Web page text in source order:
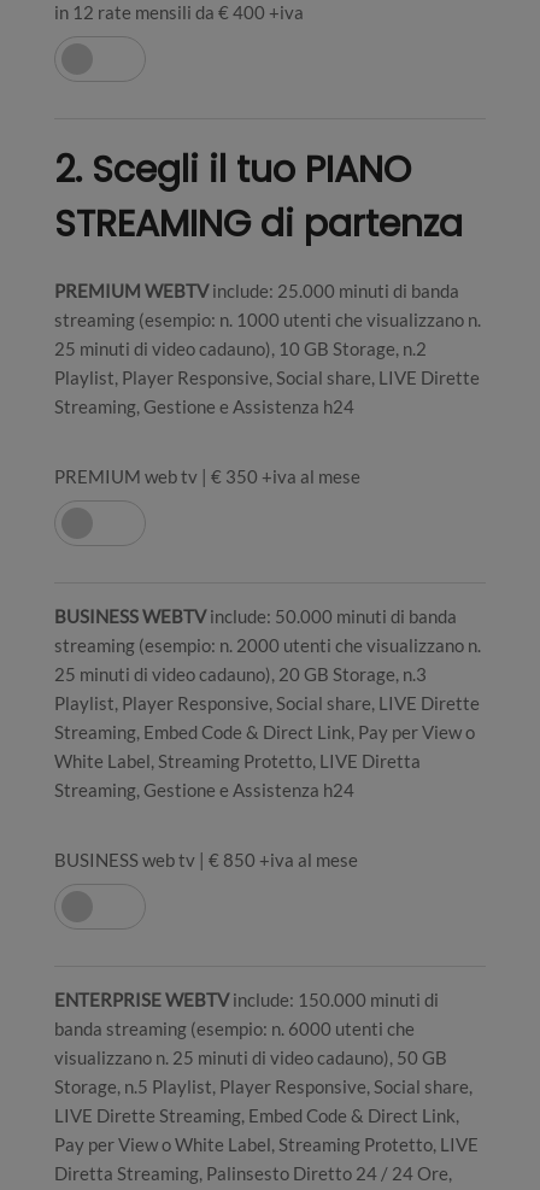
in 12 rate mensili da € 400 +iva
2. Scegli il tuo PIANO
STREAMING di partenza
PREMIUM WEBTVinclude: 25.000 minuti di banda
streaming (esempio: n. 1000 utenti che visualizzano n.
25 minuti di video cadauno), 10 GB Storage, n.2
Playlist, Player Responsive, Social share, LIVE Dirette
Streaming, Gestione e Assistenza h24
PREMIUM web tv | € 350 +iva al mese
BUSINESS WEBTVinclude: 50.000 minuti di banda
streaming (esempio: n. 2000 utenti che visualizzano n.
25 minuti di video cadauno), 20 GB Storage, n.3
Playlist, Player Responsive, Social share, LIVE Dirette
Streaming, Embed Code & Direct Link, Pay per View o
White Label, Streaming Protetto, LIVE Diretta
Streaming, Gestione e Assistenza h24
BUSINESS web tv | € 850 +iva al mese
ENTERPRISE WEBTVinclude: 150.000 minuti di
banda streaming (esempio: n. 6000 utenti che
visualizzano n. 25 minuti di video cadauno), 50 GB
Storage, n.5 Playlist, Player Responsive, Social share,
LIVE Dirette Streaming, Embed Code & Direct Link,
Pay per View o White Label, Streaming Protetto, LIVE
Diretta Streaming, Palinsesto Diretto 24 / 24 Ore,